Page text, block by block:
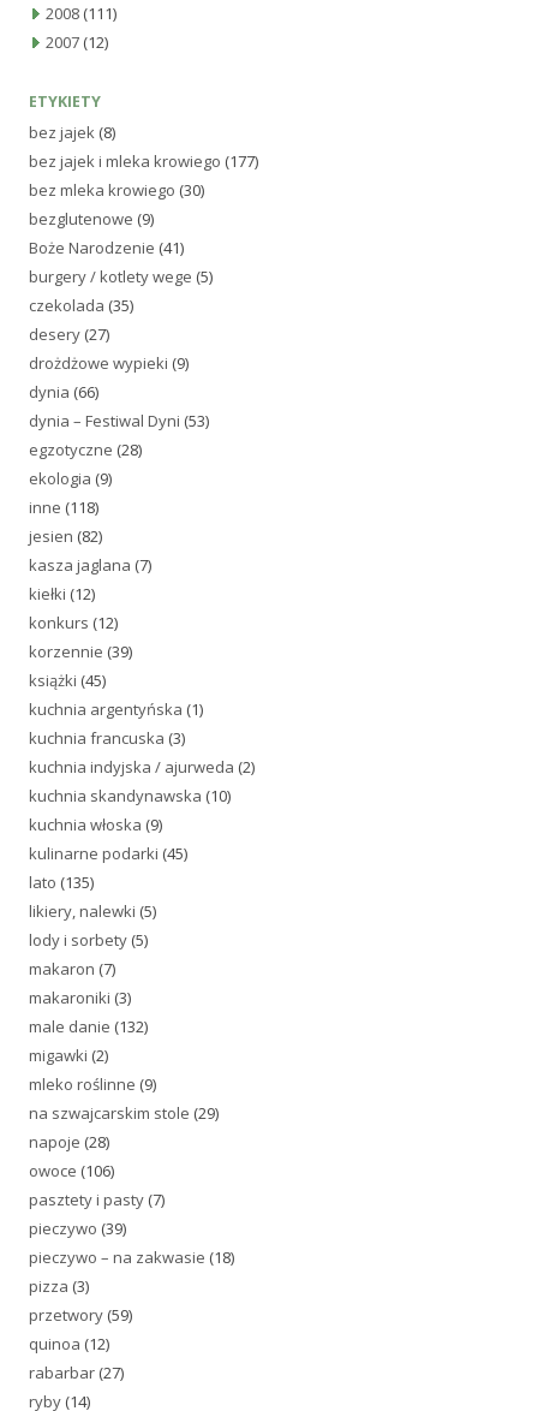
2008 (111)
2007 (12)
ETYKIETY
bez jajek (8)
bez jajek i mleka krowiego (177)
bez mleka krowiego (30)
bezglutenowe (9)
Boże Narodzenie (41)
burgery / kotlety wege (5)
czekolada (35)
desery (27)
drożdżowe wypieki (9)
dynia (66)
dynia – Festiwal Dyni (53)
egzotyczne (28)
ekologia (9)
inne (118)
jesien (82)
kasza jaglana (7)
kiełki (12)
konkurs (12)
korzennie (39)
książki (45)
kuchnia argentyńska (1)
kuchnia francuska (3)
kuchnia indyjska / ajurweda (2)
kuchnia skandynawska (10)
kuchnia włoska (9)
kulinarne podarki (45)
lato (135)
likiery, nalewki (5)
lody i sorbety (5)
makaron (7)
makaroniki (3)
male danie (132)
migawki (2)
mleko roślinne (9)
na szwajcarskim stole (29)
napoje (28)
owoce (106)
pasztety i pasty (7)
pieczywo (39)
pieczywo – na zakwasie (18)
pizza (3)
przetwory (59)
quinoa (12)
rabarbar (27)
ryby (14)